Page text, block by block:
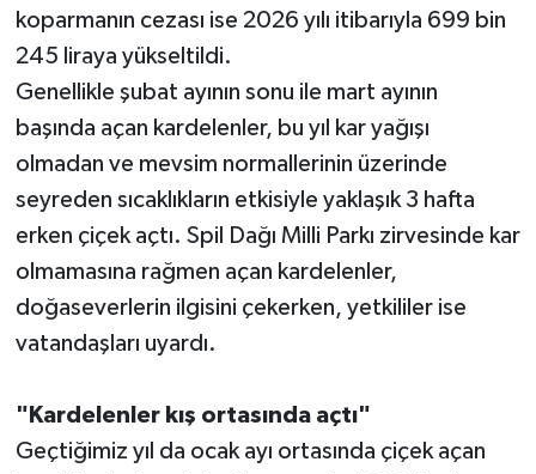
koparmanın cezası ise 2026 yılı itibarıyla 699 bin
245 liraya yükseltildi.
Genellikle şubat ayının sonu ile mart ayının
başında açan kardelenler, bu yıl kar yağışı
olmadan ve mevsim normallerinin üzerinde
seyreden sıcaklıkların etkisiyle yaklaşık 3 hafta
erken çiçek açtı. Spil Dağı Milli Parkı zirvesinde kar
olmamasına rağmen açan kardelenler,
doğaseverlerin ilgisini çekerken, yetkililer ise
vatandaşları uyardı.
"Kardelenler kış ortasında açtı"
Geçtiğimiz yıl da ocak ayı ortasında çiçek açan